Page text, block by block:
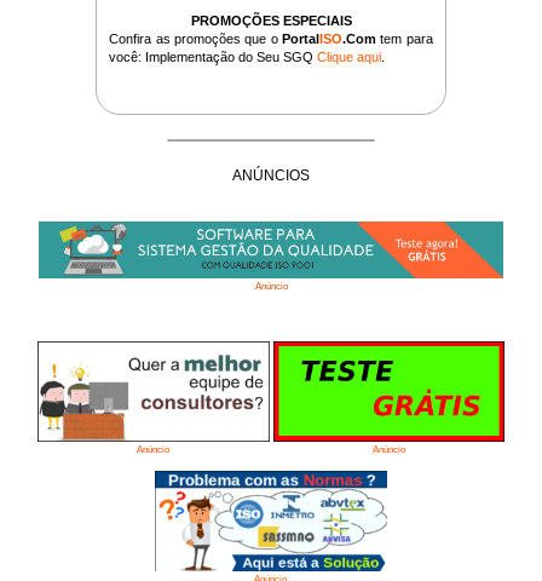
PROMOÇÕES ESPECIAIS
Confira as promoções que oPortalISO.Com tem para
você: Implementação do Seu SGQClique aqui
ANÚNCIOS
Anúncio
Anúncio Anúncio
Anúncio